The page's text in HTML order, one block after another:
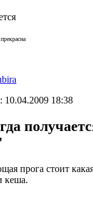
10.04.2009 18:38
прога стоит
кеша.